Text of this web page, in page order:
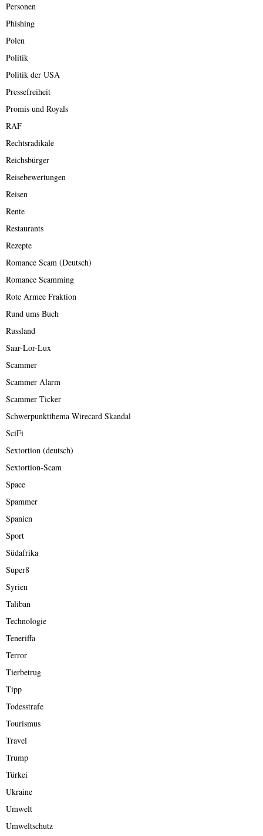
Personen
Phishing
Polen
Politik
Politik der USA
Pressefreiheit
Promis und Royals
RAF
Rechtsradikale
Reichsbürger
Reisebewertungen
Reisen
Rente
Restaurants
Rezepte
Romance Scam (Deutsch)
Romance Scamming
Rote Armee Fraktion
Rund ums Buch
Russland
Saar-Lor-Lux
Scammer
Scammer Alarm
Scammer Ticker
Schwerpunktthema Wirecard Skandal
SciFi
Sextortion (deutsch)
Sextortion-Scam
Space
Spammer
Spanien
Sport
Südafrika
Super8
Syrien
Taliban
Technologie
Teneriffa
Terror
Tierbetrug
Tipp
Todesstrafe
Tourismus
Travel
Trump
Türkei
Ukraine
Umwelt
Umweltschutz